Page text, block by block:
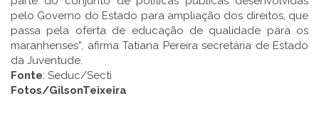
pelo Governo do Estado para ampliação dos direitos, que
passa pela oferta de educação de qualidade para os
maranhenses”, afirma Tatiana Pereira secretária de Estado
da Juventude.
Fonte: Seduc/Secti
Fotos/GilsonTeixeira